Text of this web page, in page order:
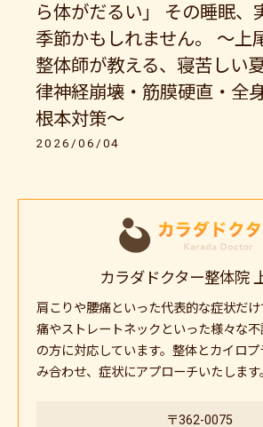
ら体がだるい」 その睡眠、
季節かもしれません。 〜上
整体師が教える、寝苦しい
律神経崩壊・筋膜硬直・全
根本対策〜
2026/06/04
カラダドクター整体院
肩こりや腰痛といった代表的な症状だ
痛やストレートネックといった様々な
の方に対応しています。整体とカイロプ
み合わせ、症状にアプローチいたします
〒362-0075